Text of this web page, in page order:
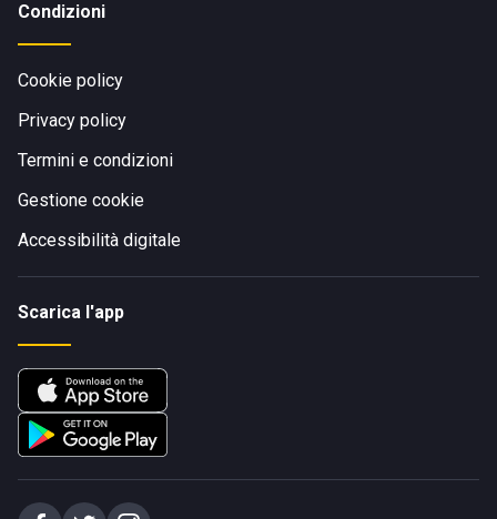
Condizioni
Cookie policy
Privacy policy
Termini e condizioni
Gestione cookie
Accessibilità digitale
Scarica l'app